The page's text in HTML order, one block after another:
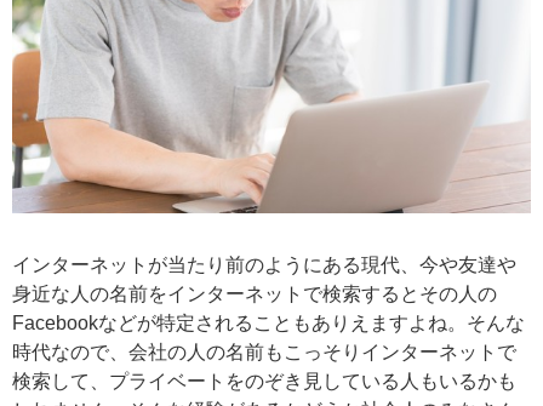
インターネットが当たり前のようにある現代、今や友達や
身近な人の名前をインターネットで検索するとその人の
Facebookなどが特定されることもありえますよね。そんな
時代なので、会社の人の名前もこっそりインターネットで
検索して、プライベートをのぞき見している人もいるかも